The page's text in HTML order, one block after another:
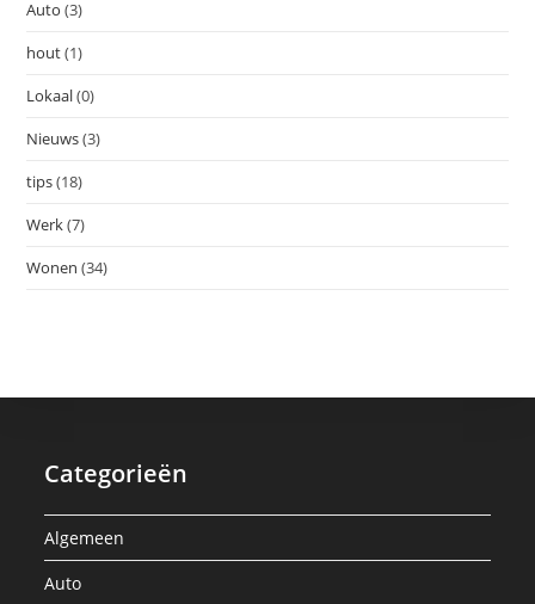
Auto (3)
hout(1)
Lokaal(0)
Nieuws(3)
tips(18)
Werk(7)
Wonen (34)
Categorieën
Algemeen
Auto